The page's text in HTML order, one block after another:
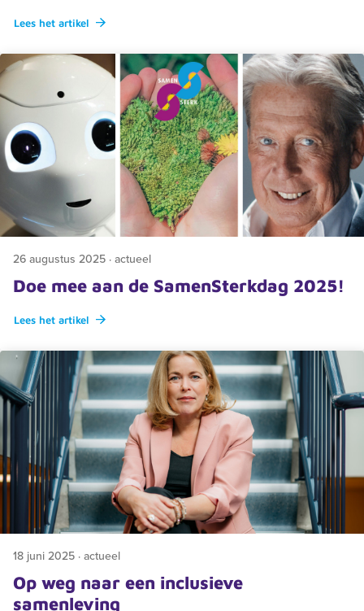
Lees het artikel
26 augustus 2025 · actueel
Doe mee aan de SamenSterkdag 2025!
Lees het artikel
18 juni 2025 · actueel
Op weg naar een inclusieve
samenleving